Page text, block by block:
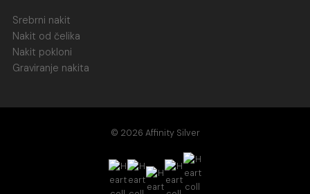
Srebrni nakit
Nakit od čelika
Nakit pokloni
Graviranje nakita
© 2026 Affinity Silver